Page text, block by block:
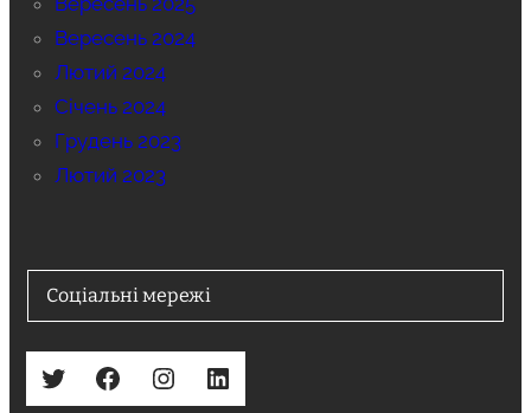
Вересень 2024
Лютий 2024
Січень 2024
Грудень 2023
Лютий 2023
Соціальні мережі
Twitter Facebook Instagram LinkedIn